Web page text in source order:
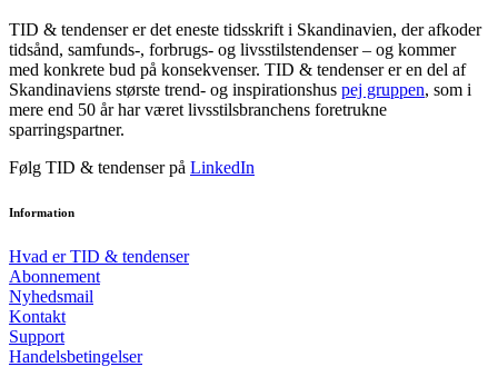
TID & tendenser er det eneste tidsskrift i Skandinavien, der afkoder
tidsånd, samfunds-, forbrugs- og livsstilstendenser – og kommer
med konkrete bud på konsekvenser. TID & tendenser er en del af
Skandinaviens største trend- og inspirationshus pej gruppen, som i
mere end 50 år har været livsstilsbranchens foretrukne
sparringspartner.
Følg TID & tendenser på LinkedIn
Information
Hvad er TID & tendenser
Abonnement
Nyhedsmail
Kontakt
Support
Handelsbetingelser